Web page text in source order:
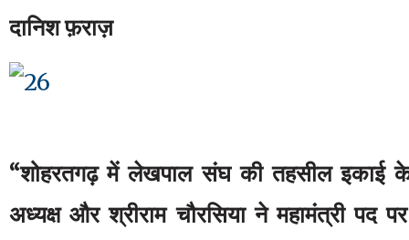
दानिश फ़राज़
“शोहरतगढ़ में लेखपाल संघ की तहसील इकाई
अध्यक्ष और श्रीराम चौरसिया ने महामंत्री पद